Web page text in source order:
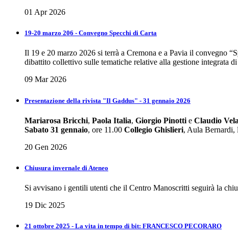
01 Apr 2026
19-20 marzo 206 - Convegno Specchi di Carta
Il 19 e 20 marzo 2026 si terrà a Cremona e a Pavia il convegno
dibattito collettivo sulle tematiche relative alla gestione integrata
09 Mar 2026
Presentazione della rivista "Il Gaddus" - 31 gennaio 2026
Mariarosa Bricchi, Paola Italia, Giorgio Pinotti e Claudio Vela
Sabato 31 gennaio, ore 11.00 Collegio Ghislieri, Aula
20 Gen 2026
Chiusura invernale di Ateneo
Si avvisano i gentili utenti che il Centro Manoscritti seguirà la
19 Dic 2025
21 ottobre 2025 - La vita in tempo di bit: FRANCESCO PECORARO